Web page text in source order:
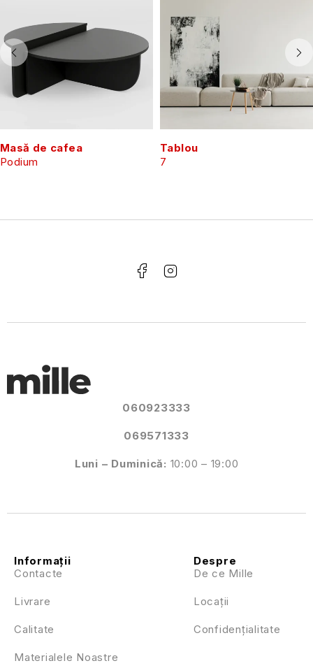
Masă de cafea
Podium
Tablou
7
060923333
069571333
Luni – Duminică: 10:00 – 19:00
Despre
De ce Mille
Locații
Confidențialitate
Informații
Contacte
Livrare
Calitate
Materialele Noastre